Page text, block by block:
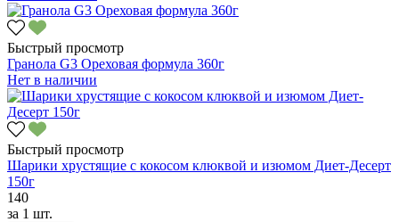
Быстрый просмотр
Гранола G3 Ореховая формула 360г
Нет в наличии
Быстрый просмотр
Шарики хрустящие с кокосом клюквой и изюмом Диет-Десерт
150г
140
за 1 шт.